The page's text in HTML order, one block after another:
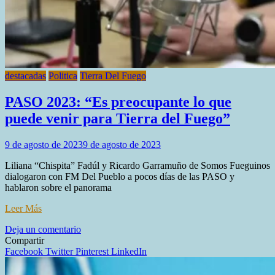
destacadas Politica Tierra Del Fuego
PASO 2023: “Es preocupante lo que
puede venir para Tierra del Fuego”
9 de agosto de 20239 de agosto de 2023
Liliana “Chispita” Fadúl y Ricardo Garramuño de Somos Fueguinos
dialogaron con FM Del Pueblo a pocos días de las PASO y
hablaron sobre el panorama
Leer Más
Deja un comentarioen
2023:
“Es
preocupante
Compartir
Facebook TwitterPinterest LinkedIn